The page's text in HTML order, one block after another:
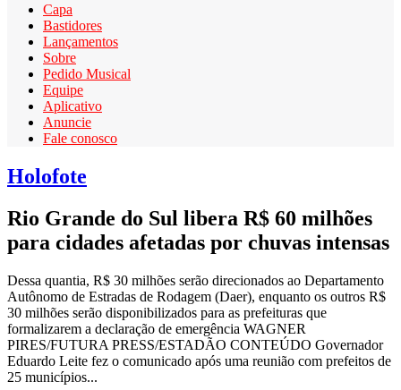
Capa
Bastidores
Lançamentos
Sobre
Pedido Musical
Equipe
Aplicativo
Anuncie
Fale conosco
Holofote
Rio Grande do Sul libera R$ 60 milhões
para cidades afetadas por chuvas intensas
Dessa quantia, R$ 30 milhões serão direcionados ao Departamento
Autônomo de Estradas de Rodagem (Daer), enquanto os outros R$
30 milhões serão disponibilizados para as prefeituras que
formalizarem a declaração de emergência WAGNER
PIRES/FUTURA PRESS/ESTADÃO CONTEÚDO Governador
Eduardo Leite fez o comunicado após uma reunião com prefeitos de
25 municípios...